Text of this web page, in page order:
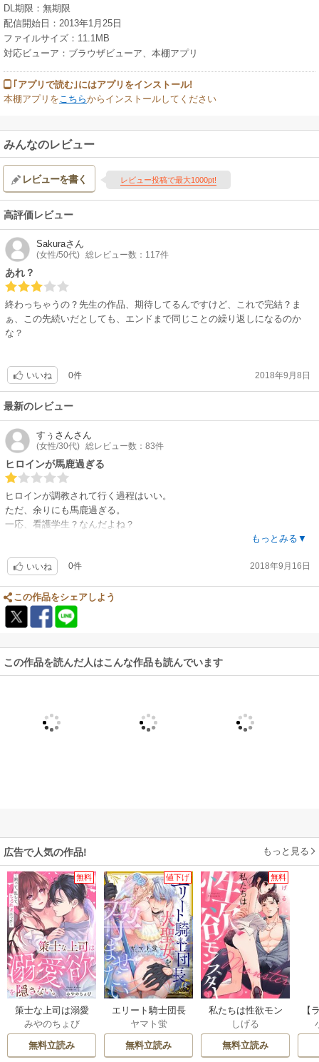
DL期限：無期限
配信開始日：2013年1月25日
ファイルサイズ：11.1MB
対応ビューア：ブラウザビューア、本棚アプリ
｢アプリで読む｣にはアプリをインストール!
本棚アプリをこちらからインストールしてください
みんなのレビュー
レビューを書く レビュー投稿で最大1000pt!
高評価レビュー
Sakuraさん
(女性/50代) 総レビュー数：117件
あれ？
終わっちゃうの？先生の作品、期待してるんですけど、これで完結？ま
ぁ、この先続いだとしても、エンドまで同じことの繰り返しになるのか
な？
いいね 0件 2018年9月8日
最新のレビュー
すぅさんさん
(女性/30代) 総レビュー数：83件
ヒロインが馬鹿過ぎる
ヒロインが調教されて行く過程はいい。
ただ、余りにも馬鹿過ぎる。
一応、看護学生？なんだよね？
もっとみる▼
いいね 0件 2018年9月16日
この作品をシェアしよう
この作品を読んだ人はこんな作品も読んでいます
広告で人気の作品! もっと見る
無料
策士な上司は溺愛
欲を隠さない。～
囲って、乱して、
とろあまエッチ～
みやのちょび
無料立読み
値下げ
エリート騎士団長
は大聖女を孕ませ
たい
ヤマト蛍
無料立読み
無料
私たちは性欲モン
スター
しげる
無料立読み
【
社